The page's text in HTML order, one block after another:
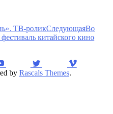
ТВ-роликСледующаяВо
китайского кино
by Rascals Themes.